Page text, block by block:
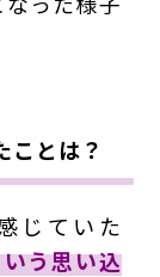
ことは？
じていた
う思い込